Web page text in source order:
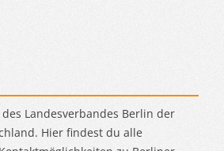
Landesverbandes Berlin der
Hier findest du alle